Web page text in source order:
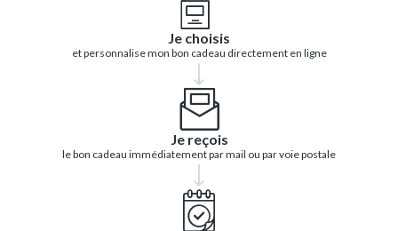
Je choisis
et personnalise mon bon cadeau directement en ligne
Je reçois
le bon cadeau immédiatement par mail ou par voie postale